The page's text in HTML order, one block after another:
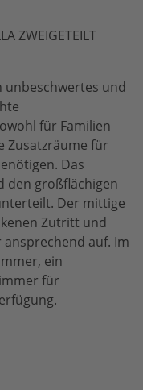
ZWEIGETEILT
unbeschwertes und
für Familien
Zusatzräume für
Das
den großflächigen
Der mittige
Zutritt und
auf. Im
ein
für